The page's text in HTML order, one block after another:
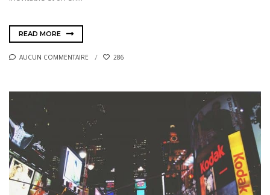
READ MORE
AUCUN COMMENTAIRE 286